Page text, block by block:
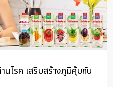
นโรค เสริมสร้างภูมิคุ้มกัน